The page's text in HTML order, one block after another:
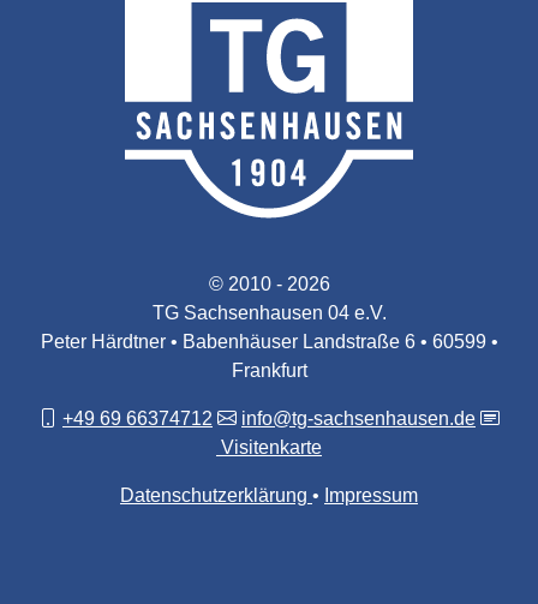
© 2010 - 2026
TG Sachsenhausen 04 e.V.
Peter Härdtner • Babenhäuser Landstraße 6 • 60599 •
Frankfurt
+49 69 66374712
info@tg-sachsenhausen.de
Visitenkarte
Datenschutzerklärung Impressum